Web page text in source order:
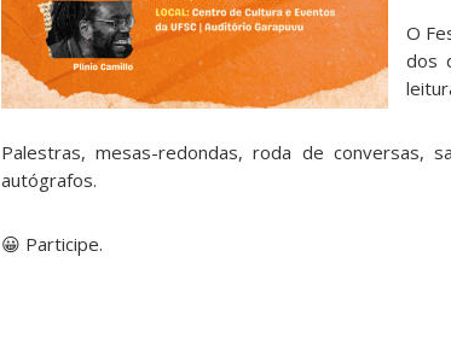
O
dos
Palestras, mesas-redondas, roda de conversas,
autógrafos.
😀 Participe.